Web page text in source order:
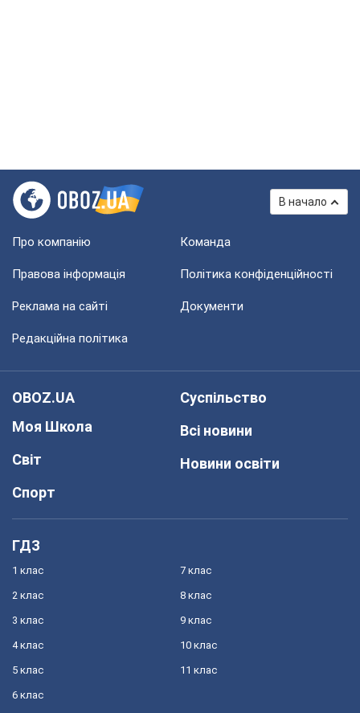
В начало
Про компанію Команда
Правова інформація Політика конфіденційності
Реклама на сайті Документи
Редакційна політика
OBOZ.UA
Моя Школа
Світ
Спорт
Суспільство
Всі новини
Новини освіти
ГДЗ
1 клас
2 клас
3 клас
4 клас
5 клас
6 клас
7 клас
8 клас
9 клас
10 клас
11 клас